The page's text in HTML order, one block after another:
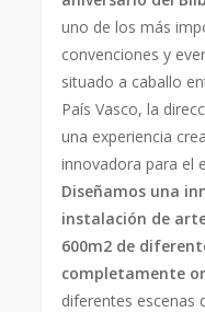
uno de los más
convenciones y
situado a caballo
País Vasco, la
una experiencia
innovadora para el
Diseñamos una
instalación de
600m2 de
completamente
diferentes escenas